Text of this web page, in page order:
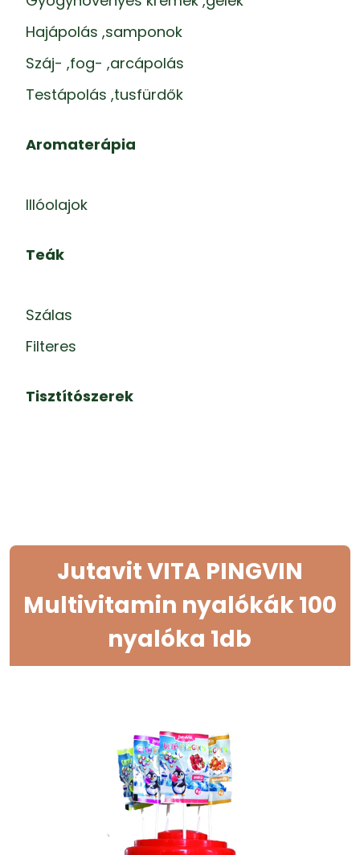
Hajápolás ,samponok
Száj- ,fog- ,arcápolás
Testápolás ,tusfürdők
Aromaterápia
Illóolajok
Teák
Szálas
Filteres
Tisztítószerek
Jutavit VITA PINGVIN
Multivitamin nyalókák 100
nyalóka 1db